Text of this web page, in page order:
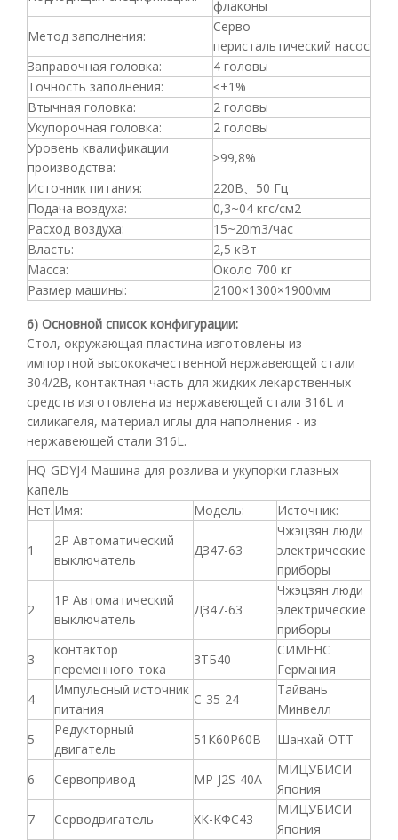
флаконы
Метод заполнения:
Серво
перистальтический насос
Заправочная головка:
4 головы
Точность заполнения:
≤±1%
Втычная головка:
2 головы
Укупорочная головка:
2 головы
Уровень квалификации
производства:
≥99,8%
Источник питания:
220В、 50 Гц
Подача воздуха:
0,3~04 кгс/см2
Расход воздуха:
15~20m3/час
Власть:
2,5 кВт
Масса:
Около 700 кг
Размер машины:
2100×1300×1900мм
6) Основной список конфигурации:
Стол, окружающая пластина изготовлены из
импортной высококачественной нержавеющей стали
304/2B, контактная часть для жидких лекарственных
средств изготовлена ​​из нержавеющей стали 316L и
силикагеля, материал иглы для наполнения - из
нержавеющей стали 316L.
HQ-GDYJ4 Машина для розлива и укупорки глазных
капель
Нет.Имя: Модель: Источник:
1
2P Автоматический
выключатель
ДЗ47-63
Чжэцзян люди
электрические
приборы
2
1P Автоматический
выключатель
ДЗ47-63
Чжэцзян люди
электрические
приборы
3
контактор
переменного тока
3ТБ40
СИМЕНС
Германия
4
Импульсный источник
питания
С-35-24
Тайвань
Минвелл
5
Редукторный
двигатель
51К60Р60В Шанхай ОТТ
6 Сервопривод МР-J2S-40A
МИЦУБИСИ
Япония
7
Серводвигатель ХК-КФС43
МИЦУБИСИ
Япония